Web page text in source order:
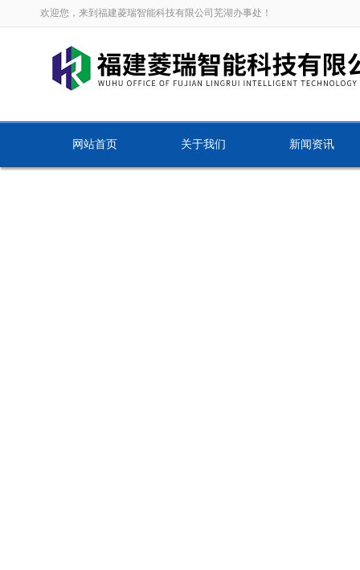
欢迎您，来到福建菱瑞智能科技有限公司芜湖办事处！
网站首页 关于我们 新闻资讯